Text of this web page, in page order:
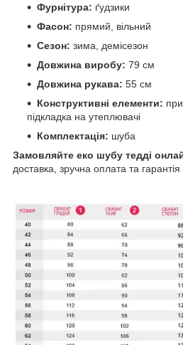
Фурнітура: ґудзики
Фасон: прямий, вільний
Сезон: зима, демісезон
Довжина виробу: 79 см
Довжина рукава: 55 см
Конструктивні елементи:
підкладка на утеплювачі
Комплектація: шуба
Замовляйте еко шубу тедді
доставка, зручна оплата та гарантія